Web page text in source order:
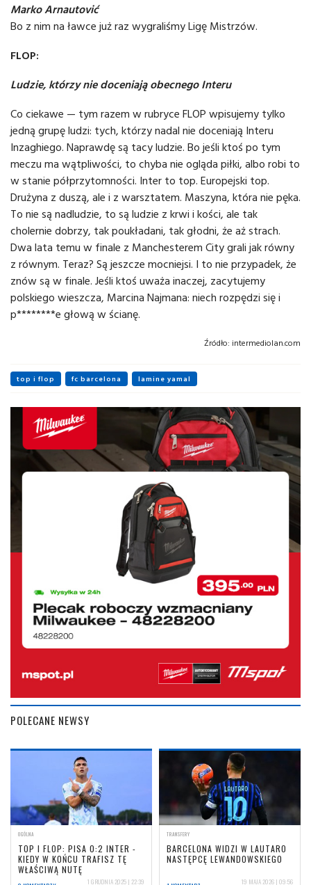
Marko Arnautović
Bo z nim na ławce już raz wygraliśmy Ligę Mistrzów.
FLOP:
Ludzie, którzy nie doceniają obecnego Interu
Co ciekawe — tym razem w rubryce FLOP wpisujemy tylko
jedną grupę ludzi: tych, którzy nadal nie doceniają Interu
Inzaghiego. Naprawdę są tacy ludzie. Bo jeśli ktoś po tym
meczu ma wątpliwości, to chyba nie ogląda piłki, albo robi to
w stanie półprzytomności. Inter to top. Europejski top.
Drużyna z duszą, ale i z warsztatem. Maszyna, która nie pęka.
To nie są nadludzie, to są ludzie z krwi i kości, ale tak
cholernie dobrzy, tak poukładani, tak głodni, że aż strach.
Dwa lata temu w finale z Manchesterem City grali jak równy
z równym. Teraz? Są jeszcze mocniejsi. I to nie przypadek, że
znów są w finale. Jeśli ktoś uważa inaczej, zacytujemy
polskiego wieszcza, Marcina Najmana: niech rozpędzi się i
p********e głową w ścianę.
Źródło: intermediolan.com
top i flop fc barcelona lamine yamal
POLECANE NEWSY
OGÓLNA
TOP I FLOP: PISA 0:2 INTER -
KIEDY W KOŃCU TRAFISZ TĘ
WŁAŚCIWĄ NUTĘ
1 GRUDNIA 2025 | 22:39
TRANSFERY
BARCELONA WIDZI W LAUTARO
NASTĘPCĘ LEWANDOWSKIEGO
19 MAJA 2026 | 09:56